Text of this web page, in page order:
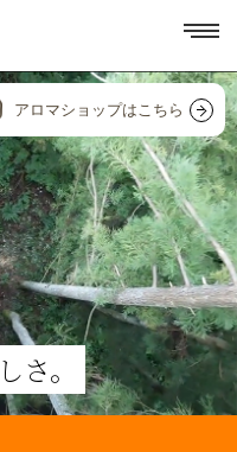
さ。
アロマショップはこちら